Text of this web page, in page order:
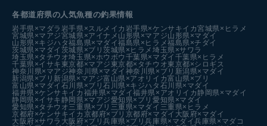
各都道府県の人気魚種の釣果情報
岩手県×マダラ 岩手県×スルメイカ 岩手県×ケンサキイカ宮城県×ヒラメ
宮城県×マアジ宮城県×アイナメ 山形県×マアジ山形県×マダイ
山形県×キジハタ福島県×マダイ福島県×ヒラメ福島県×チダイ
茨城県×マダイ 茨城県×ブリ茨城県×ヒラメ埼玉県×サワラ
埼玉県×タチウオ埼玉県×ホウボウ 千葉県×マダイ 千葉県×ヒラメ
千葉県×イサキ 東京都×マアジ 東京都×タチウオ東京都×シロギス
神奈川県×マアジ神奈川県×マダイ 神奈川県×ブリ 新潟県×マダイ
新潟県×ブリ 新潟県×マアジ富山県×アオリイカ富山県×ブリ
富山県×マダイ 石川県×ブリ石川県×キジハタ 石川県×マダイ
福井県×ケンサキイカ 福井県×マダイ福井県×アオリイカ 静岡県×マダイ
静岡県×イサキ 静岡県×マアジ愛知県×ブリ愛知県×マダイ
愛知県×タチウオ三重県×ブリ 三重県×マダイ 三重県×ヒラメ
京都府×ケンサキイカ 京都府×ブリ 京都府×マダイ 大阪府×マダイ
大阪府×サワラ 大阪府×ブリ兵庫県×ブリ兵庫県×マダイ兵庫県×マダコ